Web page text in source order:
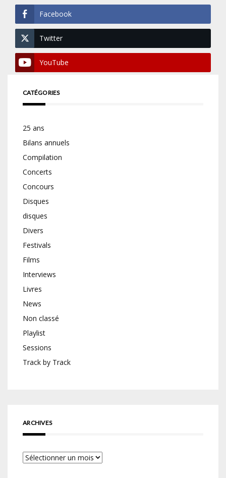
Facebook
Twitter
YouTube
CATÉGORIES
25 ans
Bilans annuels
Compilation
Concerts
Concours
Disques
disques
Divers
Festivals
Films
Interviews
Livres
News
Non classé
Playlist
Sessions
Track by Track
ARCHIVES
Archives